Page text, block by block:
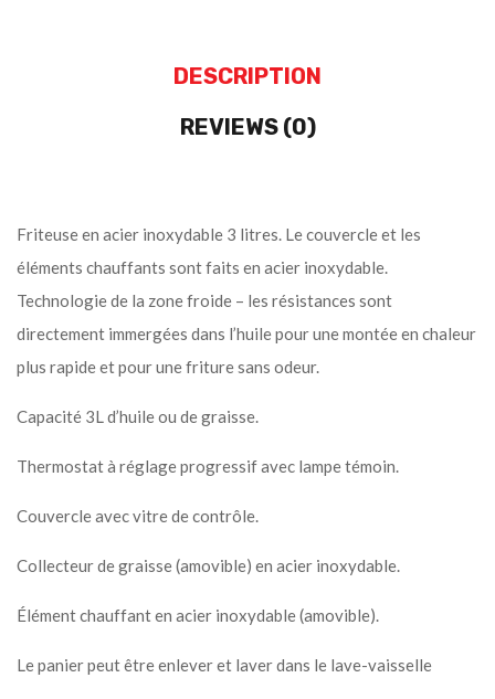
DESCRIPTION
REVIEWS (0)
Friteuse en acier inoxydable 3 litres. Le couvercle et les
éléments chauffants sont faits en acier inoxydable.
Technologie de la zone froide – les résistances sont
directement immergées dans l’huile pour une montée en chaleur
plus rapide et pour une friture sans odeur.
Capacité 3L d’huile ou de graisse.
Thermostat à réglage progressif avec lampe témoin.
Couvercle avec vitre de contrôle.
Collecteur de graisse (amovible) en acier inoxydable.
Élément chauffant en acier inoxydable (amovible).
Le panier peut être enlever et laver dans le lave-vaisselle